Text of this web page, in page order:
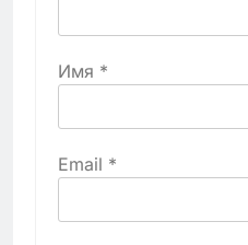
Имя *
Email *